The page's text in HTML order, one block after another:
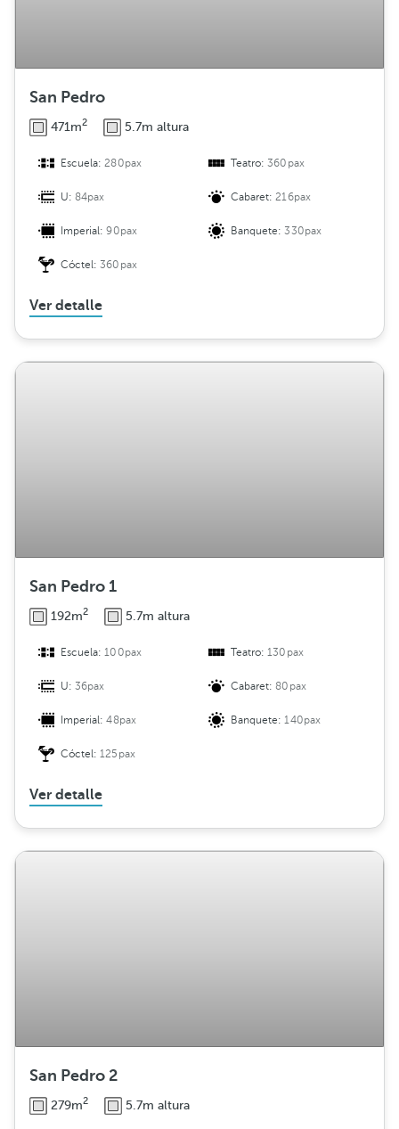
San Pedro
471m2 5.7m altura
Escuela:280pax Teatro:360pax
U:84pax Cabaret:216pax
Imperial:90pax Banquete:330pax
Cóctel:360pax
Ver detalle
San Pedro 1
192m2 5.7m altura
Escuela:100pax Teatro:130pax
U:36pax Cabaret:80pax
Imperial:48pax Banquete:140pax
Cóctel:125pax
Ver detalle
San Pedro 2
279m2 5.7m altura